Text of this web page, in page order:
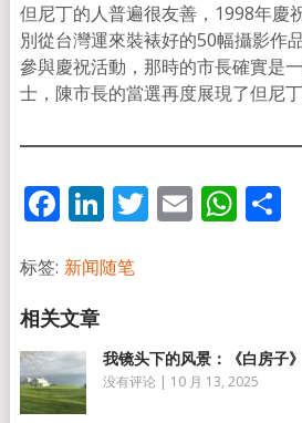
但尼丁的人普遍很友善，1998年慶
別從台灣運來裝裱好的50幅攝影作
參與慶祝活動，那時的市長確實是
士，陳市長的當選再度展現了但尼
Facebook
LinkedIn
Twitter
Email分
标签: 新闻随笔
我镜头下的风景：《白房子》
没有评论 | 10 月 13, 2025